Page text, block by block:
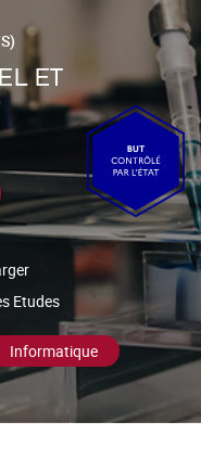
ET
Etudes
Informatique